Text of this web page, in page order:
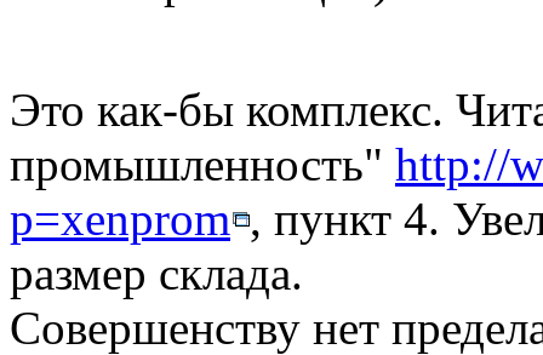
Это как-бы комплекс.
промышленность" http://
p=xenprom , пункт 4.
размер склада.
Совершенству нет